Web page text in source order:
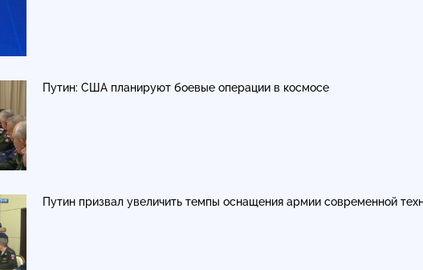
Путин: США планируют боевые операции в космосе
Путин призвал увеличить темпы оснащения армии современной